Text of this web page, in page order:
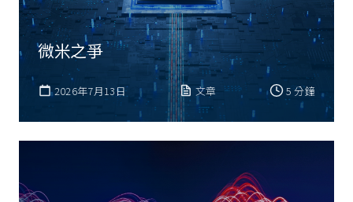
微米之爭
2026年7月13日 文章 5 分鐘